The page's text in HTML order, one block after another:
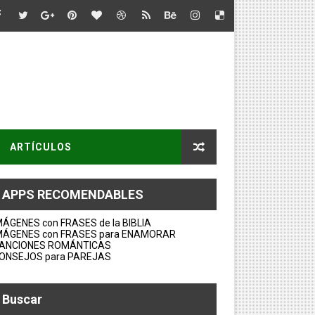
ARTÍCULOS
APPS RECOMENDABLES
con FRASES de la BIBLIA
con FRASES para ENAMORAR
ROMÁNTICAS
para PAREJAS
Buscar